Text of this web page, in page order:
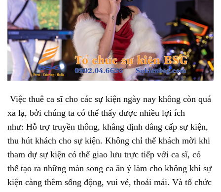
Việc thuê ca sĩ cho các sự kiện ngày nay không còn quá
xa lạ, bởi chúng ta có thể thấy được nhiều lợi ích
như: Hỗ trợ truyền thông, khẳng định đẳng cấp sự kiện,
thu hút khách cho sự kiện. Không chỉ thế khách mời khi
tham dự sự kiện có thể giao lưu trực tiếp với ca sĩ, có
thể tạo ra những màn song ca ăn ý làm cho không khí sự
kiện càng thêm sống động, vui vẻ, thoải mái. Và tổ chức